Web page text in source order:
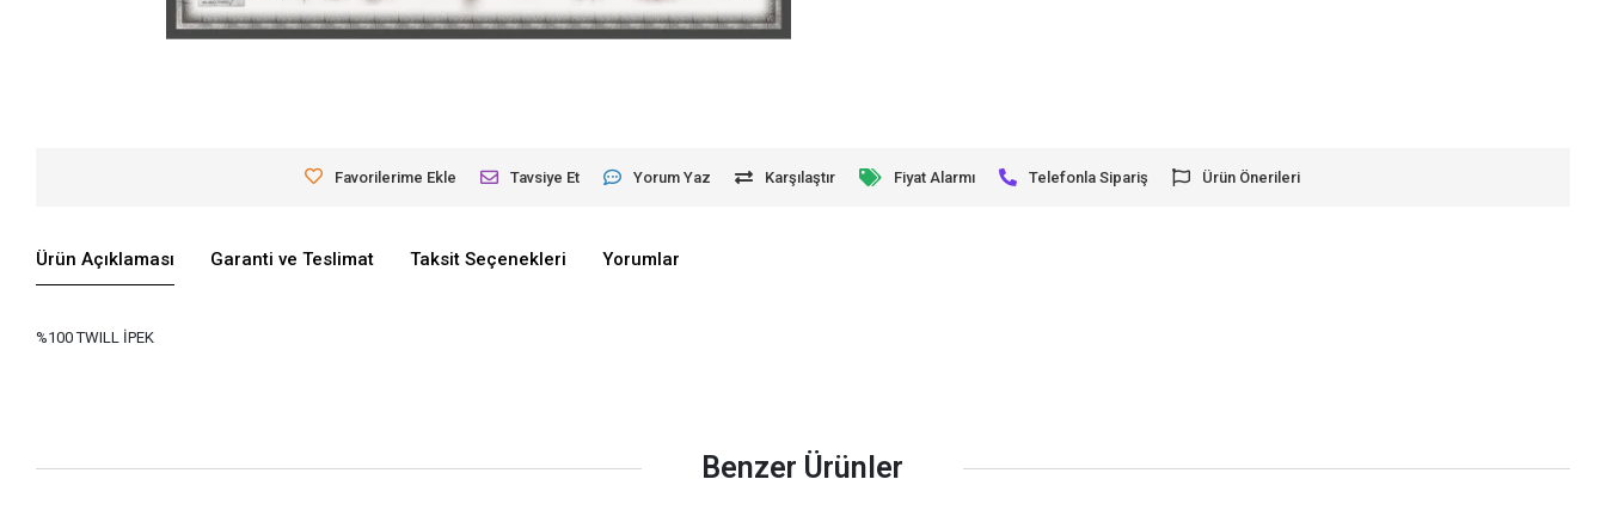
Favorilerime Ekle Tavsiye Et Yorum Yaz Karşılaştır Fiyat Alarmı Telefonla Sipariş Ürün Önerileri
Ürün Açıklaması Garanti ve Teslimat Taksit Seçenekleri Yorumlar
%100 TWILL İPEK
Benzer Ürünler